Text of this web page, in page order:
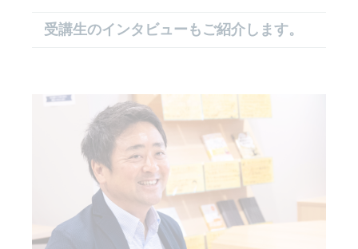
受講生のインタビューもご紹介します。